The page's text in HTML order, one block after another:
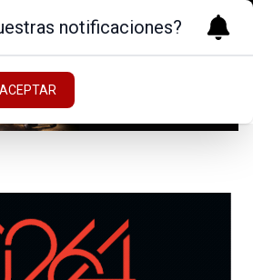
notificaciones?
ACEPTAR